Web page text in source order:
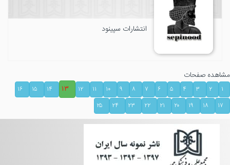
انتشارات سپینود
مشاهده صفحات
۱ ۲ ۳ ۴ ۵ ۶ ۷ ۸ ۹ ۱۰ ۱۱ ۱۲ ۱۳ ۱۴ ۱۵
۱۶
۱۷
۱۸ ۱۹ ۲۰ ۲۱ ۲۲ ۲۳ ۲۴ ۲۵